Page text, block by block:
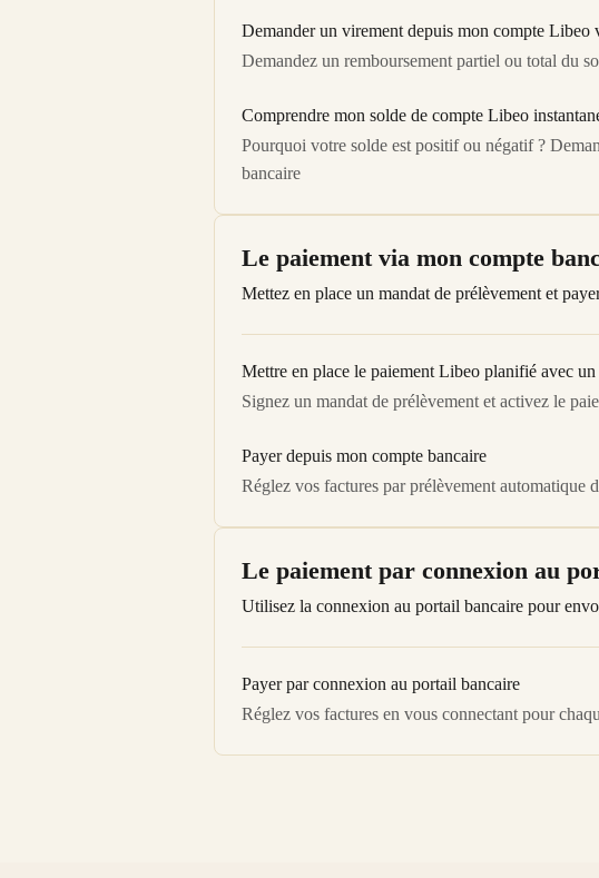
Demander un virement depuis mon compte Libeo
Demandez un remboursement partiel ou total du
Comprendre mon solde de compte Libeo
Pourquoi votre solde est positif ou négatif ?
bancaire
Le paiement via mon compte
Mettez en place un mandat de prélèvement et
Mettre en place le paiement Libeo planifié avec
Signez un mandat de prélèvement et activez le
Payer depuis mon compte bancaire
Réglez vos factures par prélèvement automatique
Le paiement par connexion au
Utilisez la connexion au portail bancaire pour
Payer par connexion au portail bancaire
Réglez vos factures en vous connectant pour